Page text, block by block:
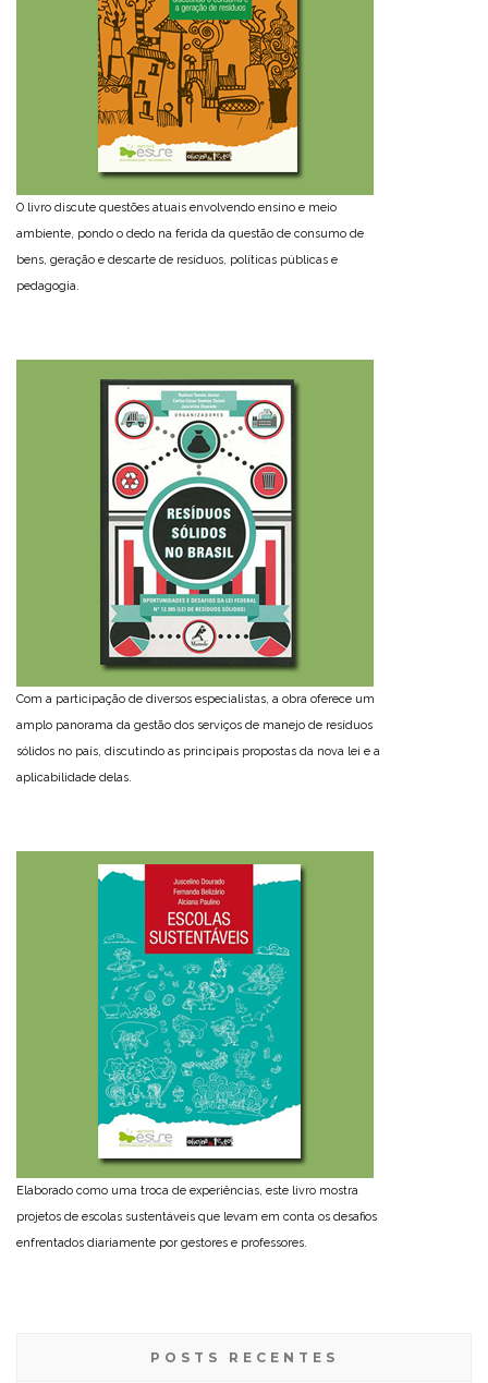
O livro discute questões atuais envolvendo ensino e meio
ambiente, pondo o dedo na ferida da questão de consumo de
bens, geração e descarte de resíduos, políticas públicas e
pedagogia.
Com a participação de diversos especialistas, a obra oferece um
amplo panorama da gestão dos serviços de manejo de resíduos
sólidos no país, discutindo as principais propostas da nova lei e a
aplicabilidade delas.
Elaborado como uma troca de experiências, este livro mostra
projetos de escolas sustentáveis que levam em conta os desafios
enfrentados diariamente por gestores e professores.
POSTS RECENTES